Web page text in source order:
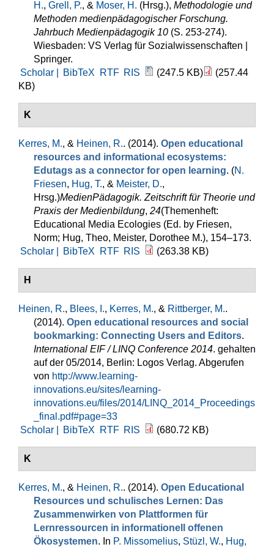
H., Grell, P., & Moser, H. (Hrsg.), Methodologie und
Methoden medienpädagogischer Forschung.
Jahrbuch Medienpädagogik 10 (S. 253-274).
Wiesbaden: VS Verlag für Sozialwissenschaften |
Springer.
Scholar |
BibTeX RTF RIS (247.5 KB)
(257.44
KB)
K
Kerres, M., & Heinen, R.. (2014). Open educational
resources and informational ecosystems:
Edutags as a connector for open learning. (N.
Friesen, Hug, T., & Meister, D.,
Hrsg.)MedienPädagogik. Zeitschrift für Theorie und
Praxis der Medienbildung, 24(Themenheft:
Educational Media Ecologies (Ed. by Friesen,
Norm; Hug, Theo, Meister, Dorothee M.), 154–173.
Scholar |
BibTeX RTF RIS (263.38 KB)
H
Heinen, R., Blees, I., Kerres, M., & Rittberger, M..
(2014). Open educational resources and social
bookmarking: Connecting Users and Editors.
International EIF / LINQ Conference 2014. gehalten
auf der 05/2014, Berlin: Logos Verlag. Abgerufen
von http://www.learning-
innovations.eu/sites/learning-
innovations.eu/files/2014/LINQ_2014_Proceedings
_final.pdf#page=33
Scholar |
BibTeX RTF RIS (680.72 KB)
K
Kerres, M., & Heinen, R.. (2014). Open Educational
Resources und schulisches Lernen: Das
Zusammenwirken von Plattformen für
Lernressourcen in informationell offenen
Ökosystemen. In P. Missomelius, Stüzl, W., Hug,